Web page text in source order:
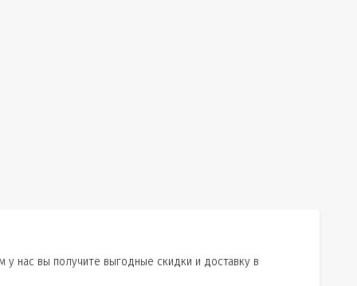
нас вы получите выгодные скидки и доставку в